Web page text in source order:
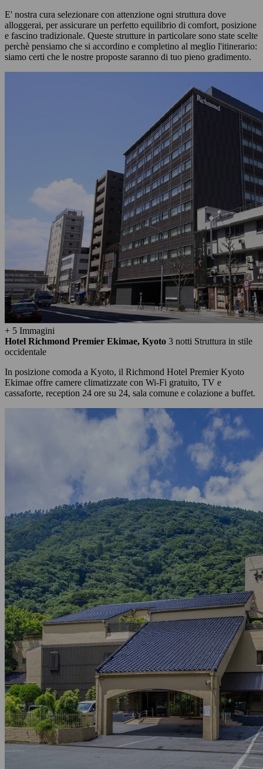
E' nostra cura selezionare con attenzione ogni struttura dove
alloggerai, per assicurare un perfetto equilibrio di comfort, posizione
e fascino tradizionale. Queste strutture in particolare sono state scelte
perchè pensiamo che si accordino e completino al meglio l'itinerario:
siamo certi che le nostre proposte saranno di tuo pieno gradimento.
+ 5 Immagini
Hotel Richmond Premier Ekimae, Kyoto 3 notti Struttura in stile
occidentale
In posizione comoda a Kyoto, il Richmond Hotel Premier Kyoto
Ekimae offre camere climatizzate con Wi-Fi gratuito, TV e
cassaforte, reception 24 ore su 24, sala comune e colazione a buffet.